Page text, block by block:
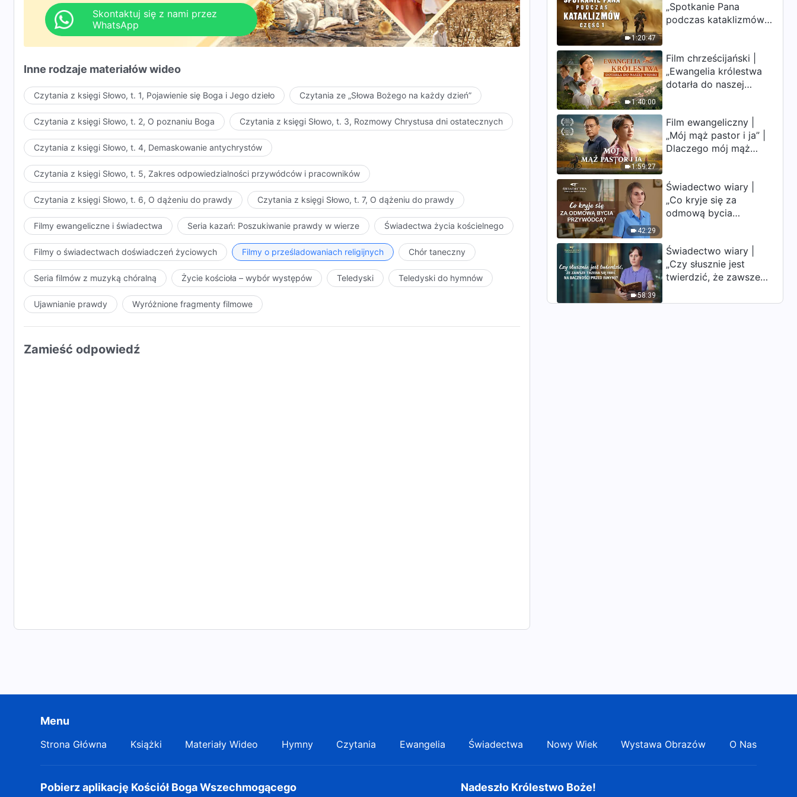
Skontaktuj się z nami przez
WhatsApp
Inne rodzaje materiałów wideo
Czytania z księgi Słowo, t. 1, Pojawienie się Boga i Jego dzieło Czytania ze „Słowa Bożego na każdy dzień”
Czytania z księgi Słowo, t. 2, O poznaniu Boga Czytania z księgi Słowo, t. 3, Rozmowy Chrystusa dni ostatecznych
Czytania z księgi Słowo, t. 4, Demaskowanie antychrystów
Czytania z księgi Słowo, t. 5, Zakres odpowiedzialności przywódców i pracowników
Czytania z księgi Słowo, t. 6, O dążeniu do prawdy Czytania z księgi Słowo, t. 7, O dążeniu do prawdy
Filmy ewangeliczne i świadectwa Seria kazań: Poszukiwanie prawdy w wierze Świadectwa życia kościelnego
Filmy o świadectwach doświadczeń życiowych Filmy o prześladowaniach religijnych Chór taneczny
Seria filmów z muzyką chóralną Życie kościoła – wybór występów Teledyski Teledyski do hymnów
Ujawnianie prawdy Wyróżnione fragmenty filmowe
Zamieść odpowiedź
uderzają. Ludzkość
weszła w odliczanie.
1:20:47
„Spotkanie Pana
podczas kataklizmów”
krawędzi, dokąd
zmierza los ludzkości?
1:40:00
Film chrześcijański |
„Ewangelia królestwa
dotarła do naszej
1:59:27
Film ewangeliczny |
„Mój mąż pastor i ja” |
Dlaczego mój mąż
42:29
Świadectwo wiary |
„Co kryje się za
odmową bycia
58:39
Świadectwo wiary |
„Czy słusznie jest
twierdzić, że zawsze
baczności przed
Menu
Strona Główna Książki Materiały Wideo Hymny Czytania Ewangelia Świadectwa Nowy Wiek Wystawa Obrazów O Nas
Pobierz aplikację Kościół Boga Wszechmogącego Nadeszło Królestwo Boże!